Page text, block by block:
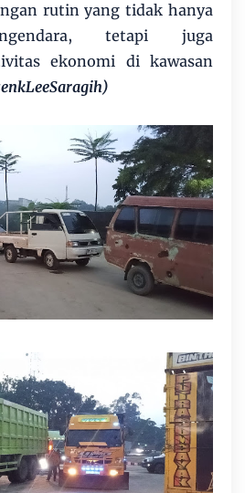
rutin yang tidak hanya
tetapi juga
ekonomi di kawasan